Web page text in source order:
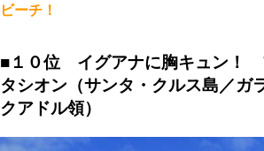
ビーチ！
■１０位 イグアナに胸キュン！
タシオン（サンタ・クルス島／ガ
クアドル領）